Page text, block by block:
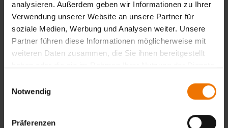
analysieren. Außerdem geben wir Informationen zu Ihrer
Verwendung unserer Website an unsere Partner für
soziale Medien, Werbung und Analysen weiter. Unsere
Partner führen diese Informationen möglicherweise mit
weiteren Daten zusammen, die Sie ihnen bereitgestellt
Notwendig
Präferenzen
Übersicht
in Tagesform
Veranstaltungsort:
Auf Anfrage